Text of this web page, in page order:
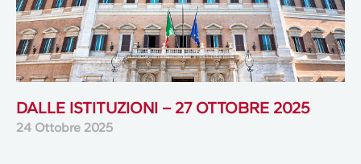
DALLE ISTITUZIONI – 27 OTTOBRE 2025
24 Ottobre 2025